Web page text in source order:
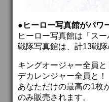
●ヒーロー写真館がパワ
ヒーロー写真館は「ス
戦隊写真館は、計13戦
キングオージャー全員と
デカレンジャー全員と！
あなただけの最高の1枚
のみ販売されます。